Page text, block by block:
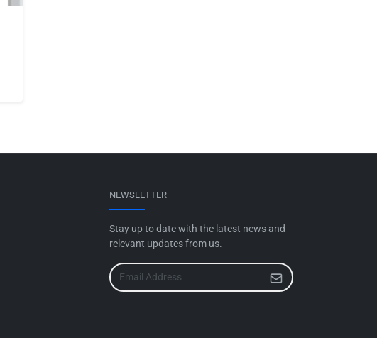
NEWSLETTER
Stay up to date with the latest news and
relevant updates from us.